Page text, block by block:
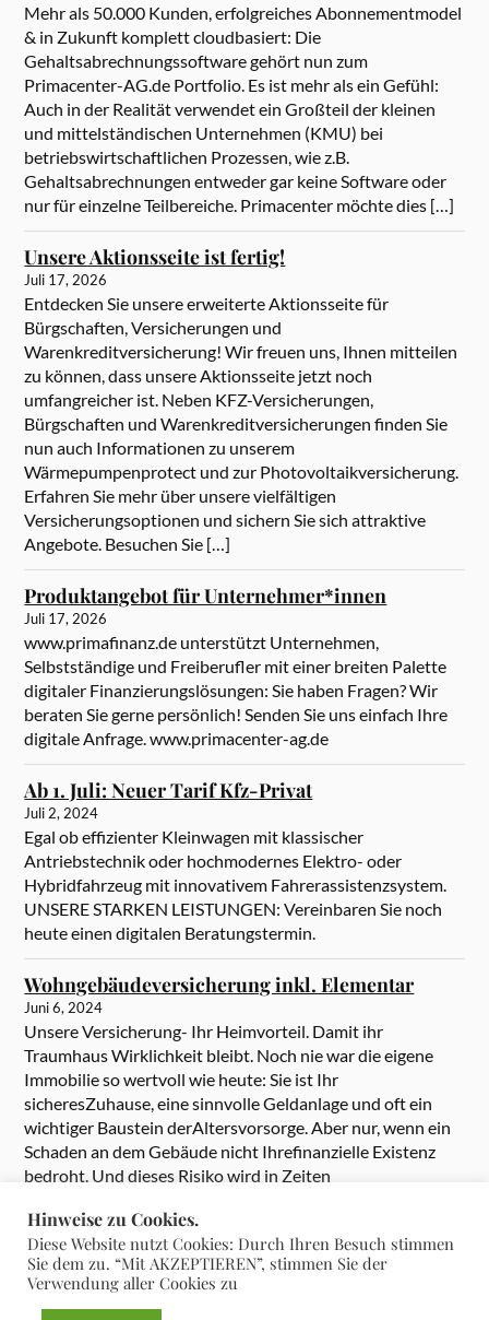
Mehr als 50.000 Kunden, erfolgreiches Abonnementmodel
& in Zukunft komplett cloudbasiert: Die
Gehaltsabrechnungssoftware gehört nun zum
Primacenter-AG.de Portfolio. Es ist mehr als ein Gefühl:
Auch in der Realität verwendet ein Großteil der kleinen
und mittelständischen Unternehmen (KMU) bei
betriebswirtschaftlichen Prozessen, wie z.B.
Gehaltsabrechnungen entweder gar keine Software oder
nur für einzelne Teilbereiche. Primacenter möchte dies […]
Unsere Aktionsseite ist fertig!
Juli 17, 2026
Entdecken Sie unsere erweiterte Aktionsseite für
Bürgschaften, Versicherungen und
Warenkreditversicherung! Wir freuen uns, Ihnen mitteilen
zu können, dass unsere Aktionsseite jetzt noch
umfangreicher ist. Neben KFZ-Versicherungen,
Bürgschaften und Warenkreditversicherungen finden Sie
nun auch Informationen zu unserem
Wärmepumpenprotect und zur Photovoltaikversicherung.
Erfahren Sie mehr über unsere vielfältigen
Versicherungsoptionen und sichern Sie sich attraktive
Angebote. Besuchen Sie […]
Produktangebot für Unternehmer*innen
Juli 17, 2026
www.primafinanz.de unterstützt Unternehmen,
Selbstständige und Freiberufler mit einer breiten Palette
digitaler Finanzierungslösungen: Sie haben Fragen? Wir
beraten Sie gerne persönlich! Senden Sie uns einfach Ihre
digitale Anfrage. www.primacenter-ag.de
Ab 1. Juli: Neuer Tarif Kfz-Privat
Juli 2, 2024
Egal ob effizienter Kleinwagen mit klassischer
Antriebstechnik oder hochmodernes Elektro- oder
Hybridfahrzeug mit innovativem Fahrerassistenzsystem.
UNSERE STARKEN LEISTUNGEN: Vereinbaren Sie noch
heute einen digitalen Beratungstermin.
Wohngebäudeversicherung inkl. Elementar
Juni 6, 2024
Unsere Versicherung- Ihr Heimvorteil. Damit ihr
Traumhaus Wirklichkeit bleibt. Noch nie war die eigene
Immobilie so wertvoll wie heute: Sie ist Ihr
sicheresZuhause, eine sinnvolle Geldanlage und oft ein
wichtiger Baustein derAltersvorsorge. Aber nur, wenn ein
Schaden an dem Gebäude nicht Ihrefinanzielle Existenz
bedroht. Und dieses Risiko wird in Zeiten
PRÄSENTIERT VON
Hinweise zu Cookies.
Diese Website nutzt Cookies: Durch Ihren Besuch stimmen
Sie dem zu. “Mit AKZEPTIEREN”, stimmen Sie der
Verwendung aller Cookies zu